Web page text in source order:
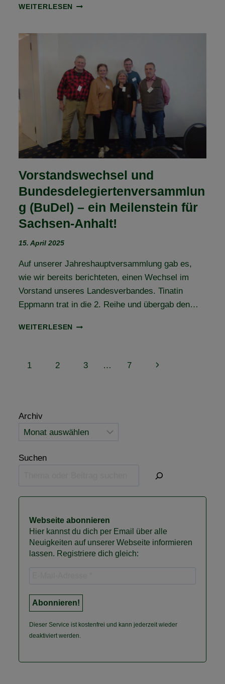
WEITERLESEN
WIR
Vorstandswechsel und
Bundesdelegiertenversammlun
g (BuDel) – ein Meilenstein für
Sachsen-Anhalt!
15. April 2025
Auf unserer Jahreshauptversammlung gab es,
wie wir bereits berichteten, einen Wechsel im
Vorstand unseres Landesverbandes. Tinatin
Eppmann trat in die 2. Reihe und übergab den…
WEITERLESEN
VORSTANDSWECHSEL
Seitennavigation
1 2 3 … 7
Nächste
Archiv
Suchen
Webseite abonnieren
Hier kannst du dich per Email über alle
Neuigkeiten auf unserer Webseite informieren
lassen. Registriere dich gleich:
Dieser Service ist kostenfrei und kann jederzeit wieder
deaktiviert werden.